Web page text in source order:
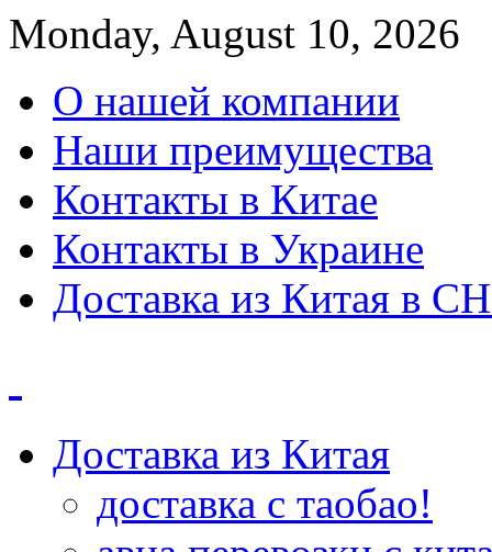
Monday, August 10, 2026
О нашей компании
Наши преимущества
Контакты в Китае
Контакты в Украине
Доставка из Китая в
Доставка из Китая
доставка с таобао!